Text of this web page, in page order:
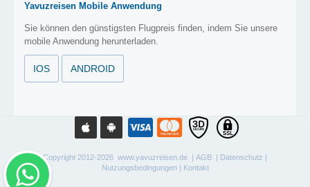
Yavuzreisen Mobile Anwendung
Sie können den günstigsten Flugpreis finden, indem Sie unsere
mobile Anwendung herunterladen.
IOS ANDROID
Copyright 2012-2026 www.yavuzreisen.de | AGB | Datenschutz |
Nutzungsbedingungen| Kontakt